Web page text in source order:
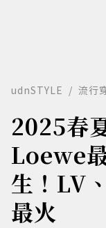
udnSTYLE 流行
2025春
Loewe
生！LV
最火